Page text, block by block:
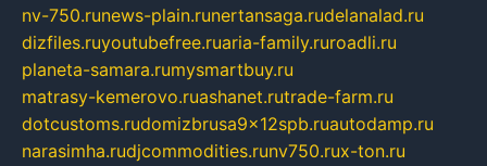
nv-750.runews-plain.runertansaga.rudelanalad.ru
dizfiles.ruyoutubefree.ruaria-family.ruroadli.ru
planeta-samara.rumysmartbuy.ru
matrasy-kemerovo.ruashanet.rutrade-farm.ru
dotcustoms.rudomizbrusa9x12spb.ruautodamp.ru
narasimha.rudjcommodities.runv750.rux-ton.ru